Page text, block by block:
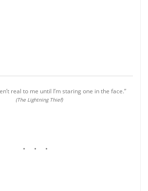
real to me until I’m staring one in the face.”
(The Lightning Thief)
• • •